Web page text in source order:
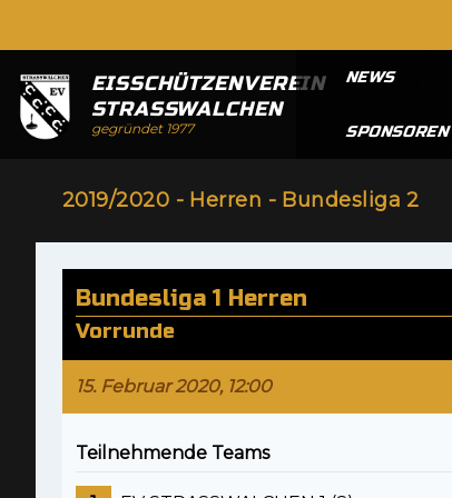
EISSCHÜTZENVEREIN
STRASSWALCHEN
gegründet 1977
NEWS
SPONSOREN
2019/2020 - Herren - Bundesliga 2
Bundesliga 1 Herren
Vorrunde
15. Februar 2020, 12:00
Teilnehmende Teams